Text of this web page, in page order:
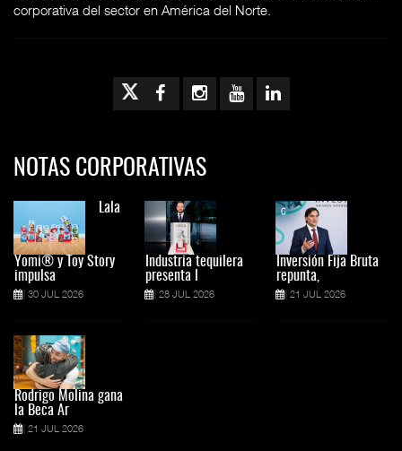
corporativa del sector en América del Norte.
NOTAS CORPORATIVAS
Lala
Yomi® y Toy Story
impulsa
30 JUL 2026
Rodrigo Molina gana
la Beca Ar
21 JUL 2026
Industria tequilera
presenta l
28 JUL 2026
Inversión Fija Bruta
repunta,
21 JUL 2026